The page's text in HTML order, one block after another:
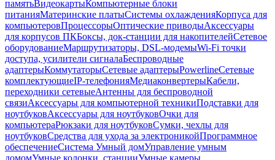
памятьВидеокартыКомпьютерные блоки
питанияМатеринские платыСистемы охлажденияКорпуса для
компьютеровПроцессорыОптические приводыАксессуары
для корпусов ПКБоксы, док-станции для накопителейСетевое
оборудованиеМаршрутизаторы, DSL-модемыWi-Fi точки
доступа, усилители сигналаБеспроводные
адаптерыКоммутаторыСетевые адаптерыPowerlineСетевые
комплектующиеIP-телефонияМедиаконвертерыКабели,
переходники сетевыеАнтенны для беспроводной
связиАксессуары для компьютерной техникиПодставки для
ноутбуковАксессуары для ноутбуковОчки для
компьютераРюкзаки для ноутбуковСумки, чехлы для
ноутбуковСредства для ухода за электроникойПрограммное
обеспечениеСистема Умный домУправление умным
домомУмные колонки, станцииУмные камеры